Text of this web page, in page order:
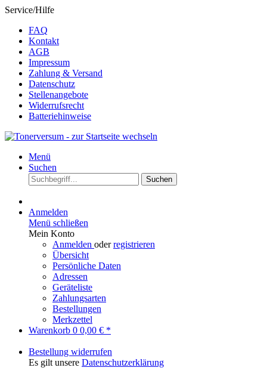
Service/Hilfe
FAQ
Kontakt
AGB
Impressum
Zahlung & Versand
Datenschutz
Stellenangebote
Widerrufsrecht
Batteriehinweise
Menü
Suchen
Suchen
Anmelden
Menü schließen
Mein Konto
Anmelden oderregistrieren
Übersicht
Persönliche Daten
Adressen
Geräteliste
Zahlungsarten
Bestellungen
Merkzettel
Warenkorb 0 0,00 € *
Bestellung widerrufen
Es gilt unsere Datenschutzerklärung